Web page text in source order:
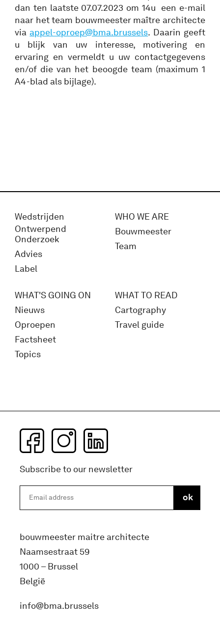
dan ten laatste 07.07.2023 om 14u een e-mail
naar het team bouwmeester maître architecte
via appel-oproep@bma.brussels. Daarin geeft
u blijk van uw interesse, motivering en
ervaring en vermeldt u uw contactgegevens
en/of die van het beoogde team (maximum 1
A4-blad als bijlage).
Wedstrijden
Ontwerpend
Onderzoek
Advies
Label
WHO WE ARE
Bouwmeester
Team
WHAT'S GOING ON
Nieuws
Oproepen
Factsheet
Topics
WHAT TO READ
Cartography
Travel guide
Subscribe to our newsletter
bouwmeester maitre architecte
Naamsestraat 59
1000 – Brussel
België
info@bma.brussels